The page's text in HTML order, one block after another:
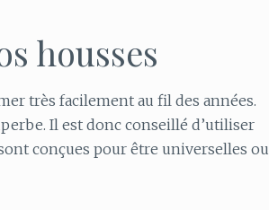
housses
très facilement au fil des années.
Il est donc conseillé d’utiliser
conçues pour être universelles ou